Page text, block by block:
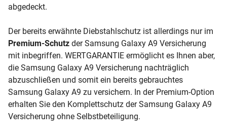
abgedeckt.
Der bereits erwähnte Diebstahlschutz ist allerdings nur im
Premium-Schutz der Samsung Galaxy A9 Versicherung
mit inbegriffen. WERTGARANTIE ermöglicht es Ihnen aber,
die Samsung Galaxy A9 Versicherung nachträglich
abzuschließen und somit ein bereits gebrauchtes
Samsung Galaxy A9 zu versichern. In der Premium-Option
erhalten Sie den Komplettschutz der Samsung Galaxy A9
Versicherung ohne Selbstbeteiligung.